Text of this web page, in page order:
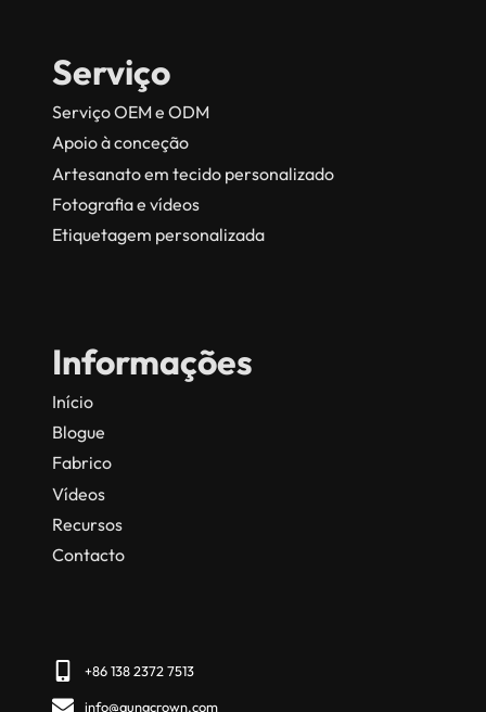
Serviço
Serviço OEM e ODM
Apoio à conceção
Artesanato em tecido personalizado
Fotografia e vídeos
Etiquetagem personalizada
Informações
Início
Blogue
Fabrico
Vídeos
Recursos
Contacto
+86 138 2372 7513
info@aungcrown.com